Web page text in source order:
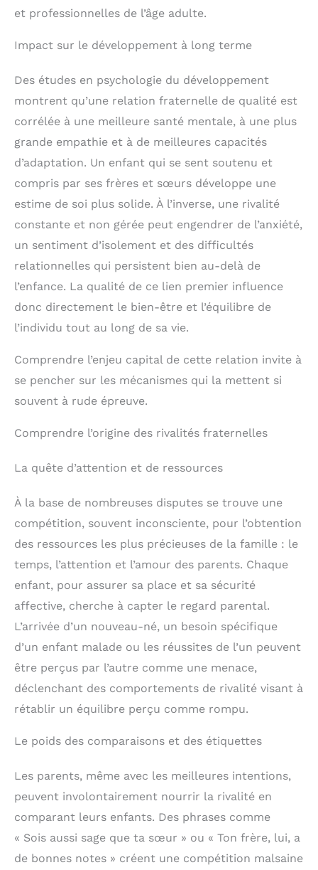
et professionnelles de l’âge adulte.
Impact sur le développement à long terme
Des études en psychologie du développement
montrent qu’une relation fraternelle de qualité est
corrélée à une meilleure santé mentale, à une plus
grande empathie et à de meilleures capacités
d’adaptation. Un enfant qui se sent soutenu et
compris par ses frères et sœurs développe une
estime de soi plus solide. À l’inverse, une rivalité
constante et non gérée peut engendrer de l’anxiété,
un sentiment d’isolement et des difficultés
relationnelles qui persistent bien au-delà de
l’enfance. La qualité de ce lien premier influence
donc directement le bien-être et l’équilibre de
l’individu tout au long de sa vie.
Comprendre l’enjeu capital de cette relation invite à
se pencher sur les mécanismes qui la mettent si
souvent à rude épreuve.
Comprendre l’origine des rivalités fraternelles
La quête d’attention et de ressources
À la base de nombreuses disputes se trouve une
compétition, souvent inconsciente, pour l’obtention
des ressources les plus précieuses de la famille : le
temps, l’attention et l’amour des parents. Chaque
enfant, pour assurer sa place et sa sécurité
affective, cherche à capter le regard parental.
L’arrivée d’un nouveau-né, un besoin spécifique
d’un enfant malade ou les réussites de l’un peuvent
être perçus par l’autre comme une menace,
déclenchant des comportements de rivalité visant à
rétablir un équilibre perçu comme rompu.
Le poids des comparaisons et des étiquettes
Les parents, même avec les meilleures intentions,
peuvent involontairement nourrir la rivalité en
comparant leurs enfants. Des phrases comme
« Sois aussi sage que ta sœur » ou « Ton frère, lui, a
de bonnes notes » créent une compétition malsaine